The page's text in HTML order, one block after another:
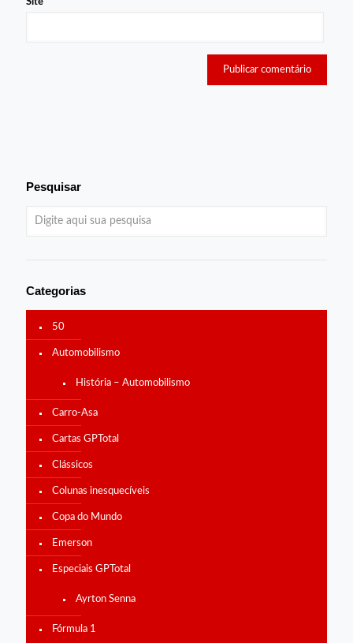
Pesquisar
Categorias
50
Automobilismo
História – Automobilismo
Carro-Asa
Cartas GPTotal
Clássicos
Colunas inesquecíveis
Copa do Mundo
Emerson
Especiais GPTotal
Ayrton Senna
Fórmula 1